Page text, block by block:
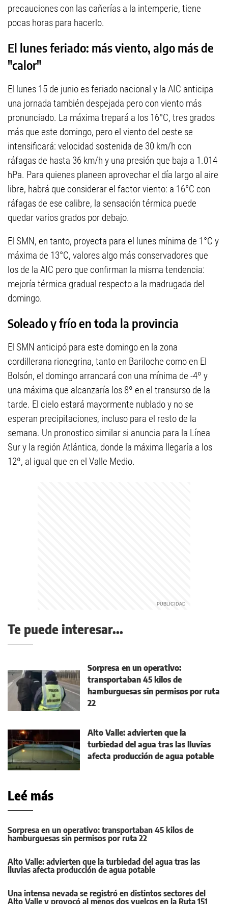
precauciones con las cañerías a la intemperie, tiene
pocas horas para hacerlo.
El lunes feriado: más viento, algo más de
"calor"
El lunes 15 de junio es feriado nacional y la AIC anticipa
una jornada también despejada pero con viento más
pronunciado. La máxima trepará a los 16°C, tres grados
más que este domingo, pero el viento del oeste se
intensificará: velocidad sostenida de 30 km/h con
ráfagas de hasta 36 km/h y una presión que baja a 1.014
hPa. Para quienes planeen aprovechar el día largo al aire
libre, habrá que considerar el factor viento: a 16°C con
ráfagas de ese calibre, la sensación térmica puede
quedar varios grados por debajo.
El SMN, en tanto, proyecta para el lunes mínima de 1°C y
máxima de 13°C, valores algo más conservadores que
los de la AIC pero que confirman la misma tendencia:
mejoría térmica gradual respecto a la madrugada del
domingo.
Soleado y frío en toda la provincia
El SMN anticipó para este domingo en la zona
cordillerana rionegrina, tanto en Bariloche como en El
Bolsón, el domingo arrancará con una mínima de -4º y
una máxima que alcanzaría los 8º en el transurso de la
tarde. El cielo estará mayormente nublado y no se
esperan precipitaciones, incluso para el resto de la
semana. Un pronostico similar si anuncia para la Línea
Sur y la región Atlántica, donde la máxima llegaría a los
12º, al igual que en el Valle Medio.
Te puede interesar...
Sorpresa en un operativo:
transportaban 45 kilos de
hamburguesas sin permisos por ruta
22
Alto Valle: advierten que la
turbiedad del agua tras las lluvias
afecta producción de agua potable
Leé más
Sorpresa en un operativo: transportaban 45 kilos de
hamburguesas sin permisos por ruta 22
Alto Valle: advierten que la turbiedad del agua tras las
lluvias afecta producción de agua potable
Una intensa nevada se registró en distintos sectores del
Alto Valle y provocó al menos dos vuelcos en la Ruta 151